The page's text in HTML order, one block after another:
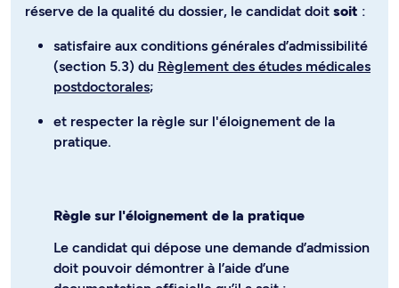
réserve de la qualité du dossier, le candidat doit soit :
satisfaire aux conditions générales d’admissibilité
(section 5.3) du Règlement des études médicales
postdoctorales;
et respecter la règle sur l'éloignement de la
pratique.
Règle sur l'éloignement de la pratique
Le candidat qui dépose une demande d’admission
doit pouvoir démontrer à l’aide d’une